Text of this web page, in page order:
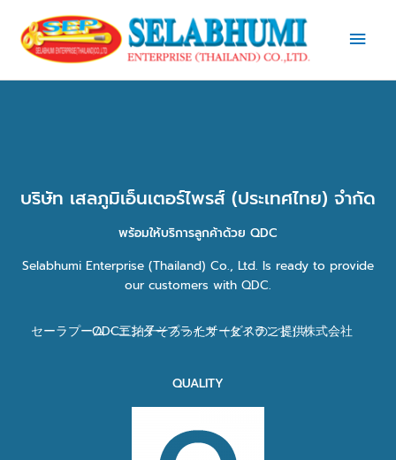
content
บริษัท เสลภูมิเอ็นเตอร์ไพรส์ (ประเทศไทย) จำกัด
พร้อมให้บริการลูกค้าด้วย QDC
Selabhumi Enterprise (Thailand) Co., Ltd. Is ready to provide
our customers with QDC.
セーラプーム・エンタープライズ（タイランド）株式会社 QDC三拍子そろったサービスのご提供
QUALITY